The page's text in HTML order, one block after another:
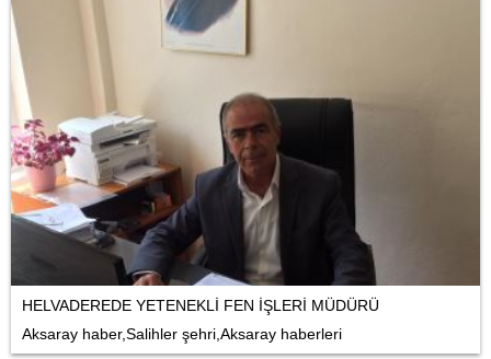
HELVADEREDE YETENEKLİ FEN İŞLERİ MÜDÜRÜ
Aksaray haber,Salihler şehri,Aksaray haberleri